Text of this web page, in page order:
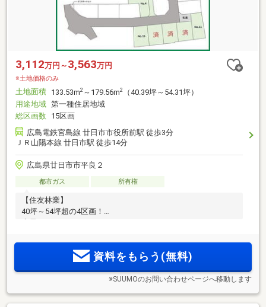
3,112万円～ 3,563万円
※土地価格のみ
土地面積 133.53m2 ～179.56m2
（40.39坪～54.31坪）
用途地域 第一種住居地域
総区画数 15区画
広島電鉄宮島線 廿日市市役所前駅 徒歩3分
ＪＲ山陽本線 廿日市駅 徒歩14分
広島県廿日市市平良２
都市ガス 所有権
【住友林業】
40坪～54坪超の4区画！
資料をもらう(無料)
※SUUMOのお問い合わせページへ移動します